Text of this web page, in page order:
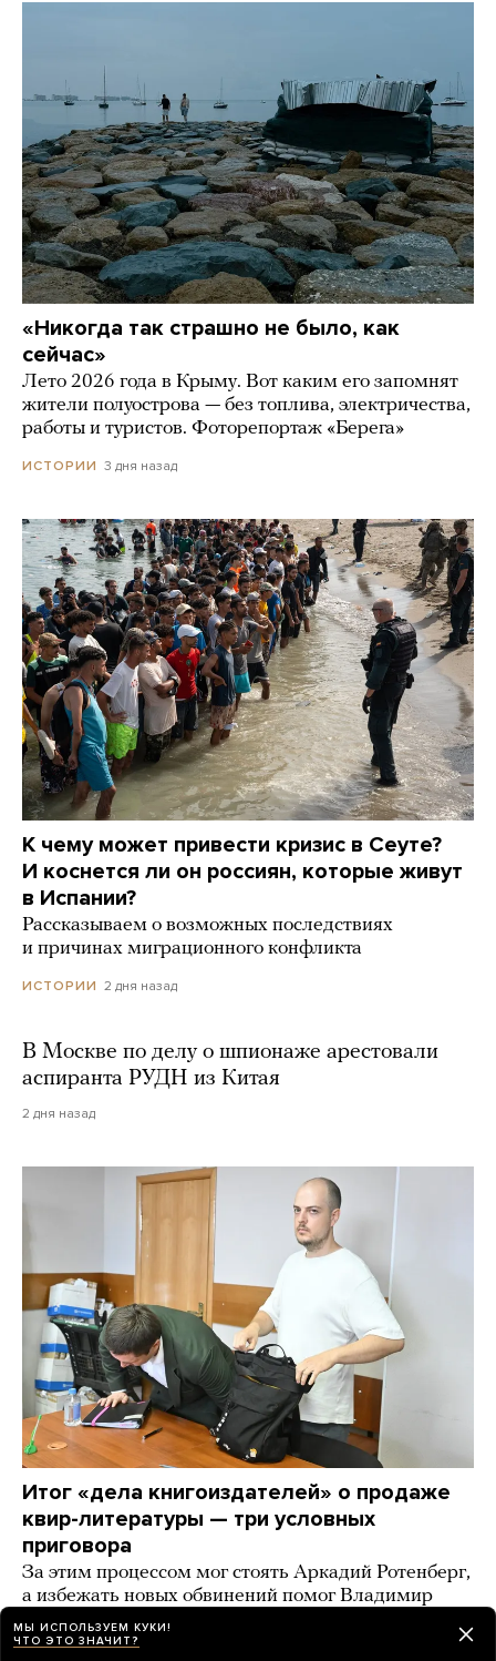
«Никогда так страшно не было, как
сейчас»
Лето 2026 года в Крыму. Вот каким его запомнят
жители полуострова — без топлива, электричества,
работы и туристов. Фоторепортаж «Берега»
ИСТОРИИ 3 дня назад
К чему может привести кризис в Сеуте?
И коснется ли он россиян, которые живут
в Испании?
Рассказываем о возможных последствиях
и причинах миграционного конфликта
ИСТОРИИ 2 дня назад
В Москве по делу о шпионаже арестовали
аспиранта РУДН из Китая
2 дня назад
Итог «дела книгоиздателей» о продаже
квир-литературы — три условных
приговора
За этим процессом мог стоять Аркадий Ротенберг,
а избежать новых обвинений помог Владимир
Мединский, выяснила «Русская служба Би-би-си»
МЫ ИСПОЛЬЗУЕМ КУКИ!
ЧТО ЭТО ЗНАЧИТ?